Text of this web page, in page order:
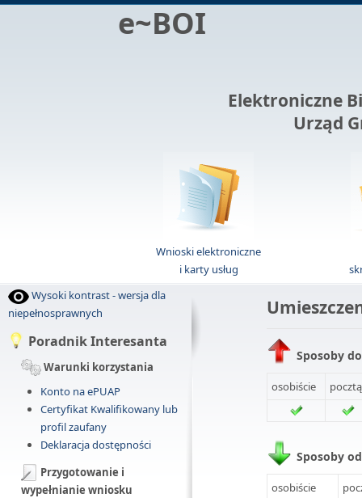
e~BOI
Elektroniczne
Urząd
Wnioski elektroniczne
i karty usług
Wysoki kontrast - wersja dla
niepełnosprawnych
Poradnik Interesanta
Warunki korzystania
Konto na ePUAP
Certyfikat Kwalifikowany lub
profil zaufany
Deklaracja dostępności
Przygotowanie i
wypełnianie wniosku
Sposoby
osobiście pocztą
Sposoby
osobiście